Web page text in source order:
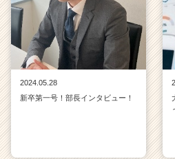
2024.05.28
新卒第一号！部長インタビュー！